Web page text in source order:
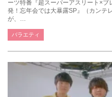
ーツ特番『超スーパーアスリート×
発！忘年会では大暴露SP』（カンテ
が、…
バラエティ